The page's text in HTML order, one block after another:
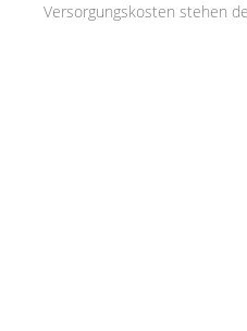
Versorgungskosten stehen